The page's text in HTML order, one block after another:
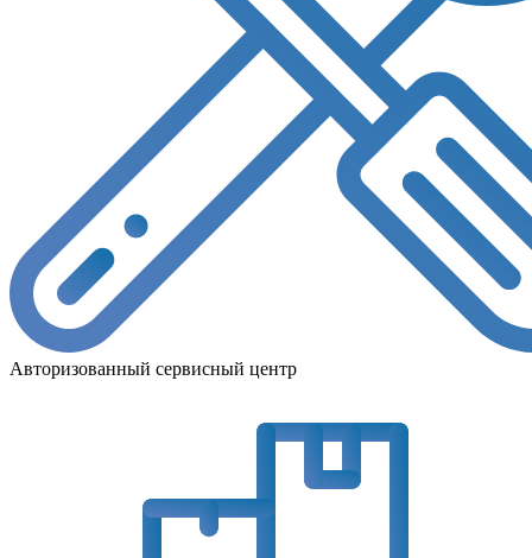
Авторизованный сервисный центр